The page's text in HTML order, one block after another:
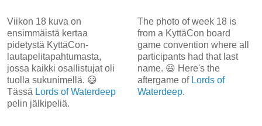
Viikon 18 kuva on
ensimmäistä kertaa
pidetystä KyttäCon-
lautapelitapahtumasta,
jossa kaikki osallistujat oli
tuolla sukunimellä. 😃
Tässä Lords of Waterdeep
pelin jälkipeliä.
The photo of week 18 is
from a KyttäCon board
game convention where all
participants had that last
name. 😃 Here's the
aftergame of Lords of
Waterdeep.